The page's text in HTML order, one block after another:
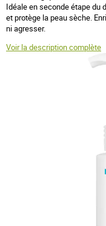
Idéale en seconde étape du
et protège la peau sèche.
ni agresser.
Voir la description complète